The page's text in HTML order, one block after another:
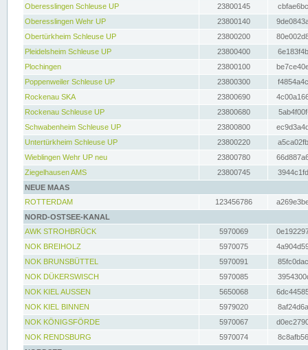
Oberesslingen Schleuse UP
23800145
Oberesslingen Wehr UP
23800140
Obertürkheim Schleuse UP
23800200
Pleidelsheim Schleuse UP
23800400
Plochingen
23800100
Poppenweiler Schleuse UP
23800300
Rockenau SKA
23800690
Rockenau Schleuse UP
23800680
Schwabenheim Schleuse UP
23800800
Untertürkheim Schleuse UP
23800220
Wieblingen Wehr UP neu
23800780
Ziegelhausen AMS
23800745
NEUE MAAS
ROTTERDAM
123456786
NORD-OSTSEE-KANAL
AWK STROHBRÜCK
5970069
NOK BREIHOLZ
5970075
NOK BRUNSBÜTTEL
5970091
NOK DÜKERSWISCH
5970085
NOK KIEL AUSSEN
5650068
NOK KIEL BINNEN
5979020
NOK KÖNIGSFÖRDE
5970067
NOK RENDSBURG
5970074